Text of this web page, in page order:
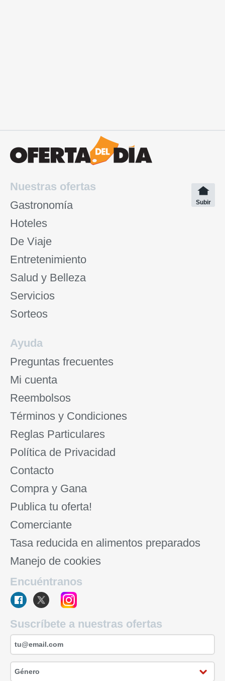
Nuestras ofertas
Gastronomía
Hoteles
De Viaje
Entretenimiento
Salud y Belleza
Servicios
Sorteos
Subir
Ayuda
Preguntas frecuentes
Mi cuenta
Reembolsos
Términos y Condiciones
Reglas Particulares
Política de Privacidad
Contacto
Compra y Gana
Publica tu oferta!
Comerciante
Tasa reducida en alimentos preparados
Manejo de cookies
Encuéntranos
Suscríbete a nuestras ofertas